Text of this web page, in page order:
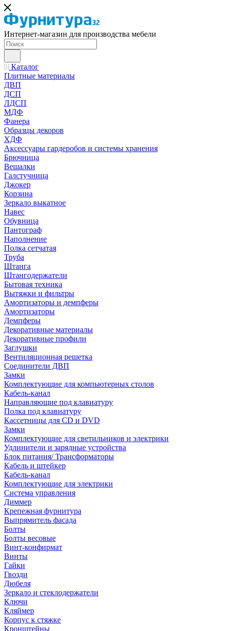
Интернет-магазин для производства мебели
Каталог
Плитные материалы
ДВП
ДСП
ЛДСП
МДФ
Фанера
Образцы декоров
ХДФ
Аксессуары гардеробов и системы хранения
Брючница
Вешалки
Галстучница
Джокер
Корзина
Зеркало выкатное
Навес
Обувница
Пантограф
Наполнение
Полка сетчатая
Труба
Штанга
Штангодержатели
Бытовая техника
Вытяжки и фильтры
Амортизаторы и демпферы
Амортизаторы
Демпферы
Декоративные материалы
Декоративные профили
Заглушки
Вентиляционная решетка
Соединители ДВП
Замки
Комплектующие для компьютерных столов
Кабель-канал
Направляющие под клавиатуру
Полка под клавиатуру
Кассетницы для CD и DVD
Замки
Комплектующие для светильников и электрики
Удлинители и зарядные устройства
Блок питания/ Трансформаторы
Кабель и штейкер
Кабель-канал
Комплектующие для электрики
Система управления
Диммер
Крепежная фурнитура
Выпрямитель фасада
Болты
Болты весовые
Винт-конфирмат
Винты
Гайки
Гвозди
Дюбеля
Зеркало и стеклодержатели
Ключи
Кляймер
Корпус к стяжке
Кронштейны